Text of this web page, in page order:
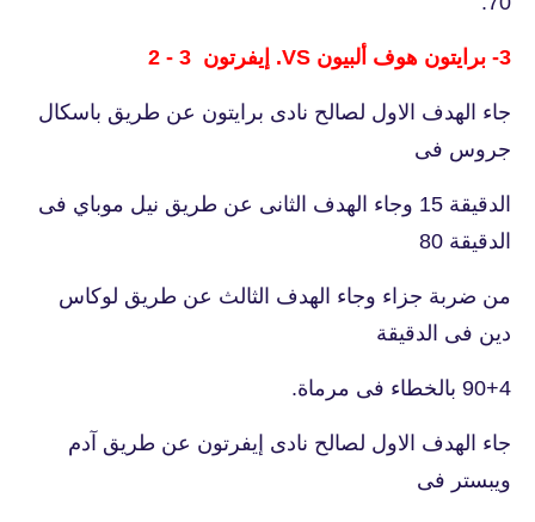
3- برايتون هوف ألبيون VS. إيفرتون 3 - 2
جاء الهدف الاول لصالح نادى برايتون عن طريق باسكال
جروس فى
الدقيقة 15 وجاء الهدف الثانى عن طريق نيل موباي فى
الدقيقة 80
من ضربة جزاء وجاء الهدف الثالث عن طريق لوكاس
دين فى الدقيقة
90+4 بالخطاء فى مرماة.
جاء الهدف الاول لصالح نادى إيفرتون عن طريق آدم
ويبستر فى